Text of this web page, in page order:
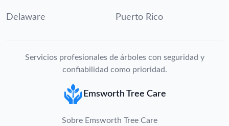
Delaware Puerto Rico
Servicios profesionales de árboles con seguridad y
confiabilidad como prioridad.
Emsworth Tree Care
Sobre Emsworth Tree Care